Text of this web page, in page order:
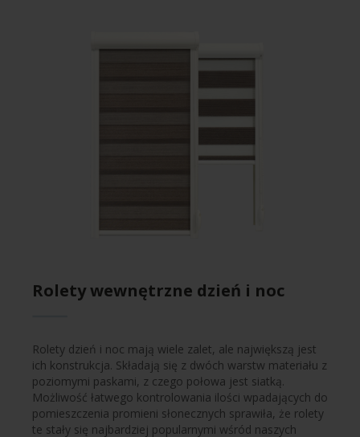
Rolety wewnętrzne dzień i noc
Rolety dzień i noc mają wiele zalet, ale największą jest
ich konstrukcja. Składają się z dwóch warstw materiału z
poziomymi paskami, z czego połowa jest siatką.
Możliwość łatwego kontrolowania ilości wpadających do
pomieszczenia promieni słonecznych sprawiła, że rolety
te stały się najbardziej popularnymi wśród naszych